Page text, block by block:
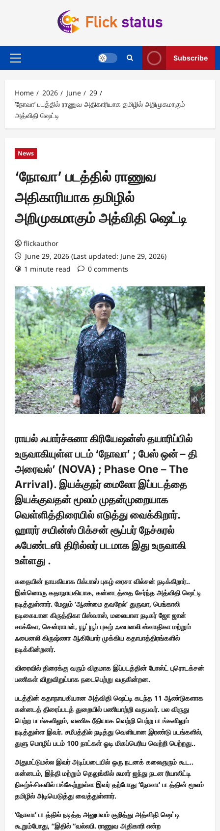
Primary
Subscribe
Home 2026 June
29
‘நோவா’ படத்தில் ராணுவ அதிகாரியாக தமிழில் அறிமுகமாகும்
அத்விதி ஷெட்டி
News
‘நோவா’ படத்தில் ராணுவ
அதிகாரியாக தமிழில்
அறிமுகமாகும் அத்விதி ஷெட்டி
flickauthor
June 29, 2026 (Last updated: June 29, 2026)
1 minute read
0 comments
ராயல் ஃபார்ச்சுனா கிரியேஷன்ஸ் தயாரிப்பில்
உருவாகியுள்ள படம் ‘நோவா’ ; பேஸ் ஒன் – தி
அரைவல்’ (NOVA) ; Phase One – The
Arrival). இயக்குநர் மைலோ இப்படத்தை
இயக்குவதன் மூலம் முதன்முறையாக
வெள்ளித்திரையில் எடுத்து வைக்கிறார்.
ஹாரர் சயின்ஸ் பிக்சன் சூப்பர் நேச்சுரல்
ஃபேண்டஸி திரில்லர் படமாக இது உருவாகி
உள்ளது .
கதையின் நாயகியாக பிக்பாஸ் புகழ் ரைசா வில்சன் நடிக்கிறார்..
இன்னொரு கதாநாயகியாக, கன்னடத்தை சேர்ந்த அத்விதி ஷெட்டி
நடித்துள்ளார். மேலும் ‘ஆண்மை தவறேல்’ துருவா, பெங்காலி
நடிகையான கிருத்திகா பிஸ்வாஸ், மலையாள நடிகர் ஜோ ஜான்
சாக்கோ, சென்ராயன், யூட்யூப் புகழ் ஃபைனலி ஸ்வாதிகா மற்றும்
ஃபைனலி கிருஷ்ணா ஆகியோர் முக்கிய கதாபாத்திரங்களில்
நடிக்கின்றனர்.
விரைவில் திரைக்கு வரும் விதமாக இப்படத்தின் போஸ்ட் புரொடக்சன்
பணிகள் விறுவிறுப்பாக நடைபெற்று வருகின்றன.
படத்தின் கதாநாயகியான அத்விதி ஷெட்டி கடந்த 11 ஆண்டுகளாக
கன்னடத் திரைப்படத் துறையில் பணியாற்றி வருபவர். பல விருது
பெற்ற படங்களிலும், வணிக ரீதியாக வெற்றி பெற்ற படங்களிலும்
நடித்துள்ள இவர். சமீபத்தில் நடித்து வெளியான இரண்டு படங்களில்,
துளு மொழிப் படம் 100 நாட்கள் ஓடி மிகப்பெரிய வெற்றி பெற்றது..
அதுமட்டுமல்ல இவர் அடிப்படையில் ஒரு நடனக் கலைஞரும் கூட..
கன்னடம், இந்தி மற்றும் தெலுங்கில் சுமார் ஐந்து நடன ரியாலிட்டி
நிகழ்ச்சிகளில் பங்கேற்றுள்ள இவர் தற்போது ‘நோவா’ படத்தின் மூலம்
தமிழில் அடியெடுத்து வைத்துள்ளார்.
‘நோவா’ படத்தில் நடித்த அனுபவம் குறித்து அத்விதி ஷெட்டி
கூறும்போது, “இதில் “வல்லபி. ராணுவ அதிகாரி என்ற